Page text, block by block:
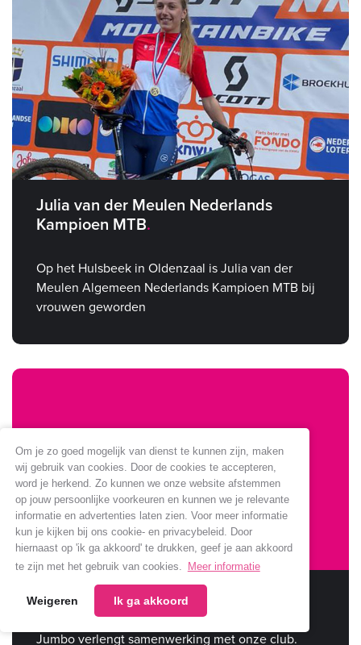
Om je zo goed mogelijk van dienst te kunnen zijn, maken
wij gebruik van cookies. Door de cookies te accepteren,
word je herkend. Zo kunnen we onze website afstemmen
op jouw persoonlijke voorkeuren en kunnen we je relevante
informatie en advertenties laten zien. Voor meer informatie
kun je kijken bij ons cookie- en privacybeleid. Door
hiernaast op 'ik ga akkoord' te drukken, geef je aan akkoord
te zijn met het gebruik van cookies.
Meer informatie
Weigeren Ik ga akkoord
Julia van der Meulen Nederlands
Kampioen MTB
Op het Hulsbeek in Oldenzaal is Julia van der
Meulen Algemeen Nederlands Kampioen MTB bij
vrouwen geworden
Sponsoring Jumbo verlengt
Jumbo verlengt samenwerking met onze club.